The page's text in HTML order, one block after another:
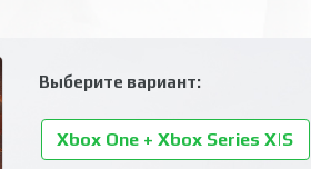
Выберите вариант:
Xbox One + Xbox Series X|S